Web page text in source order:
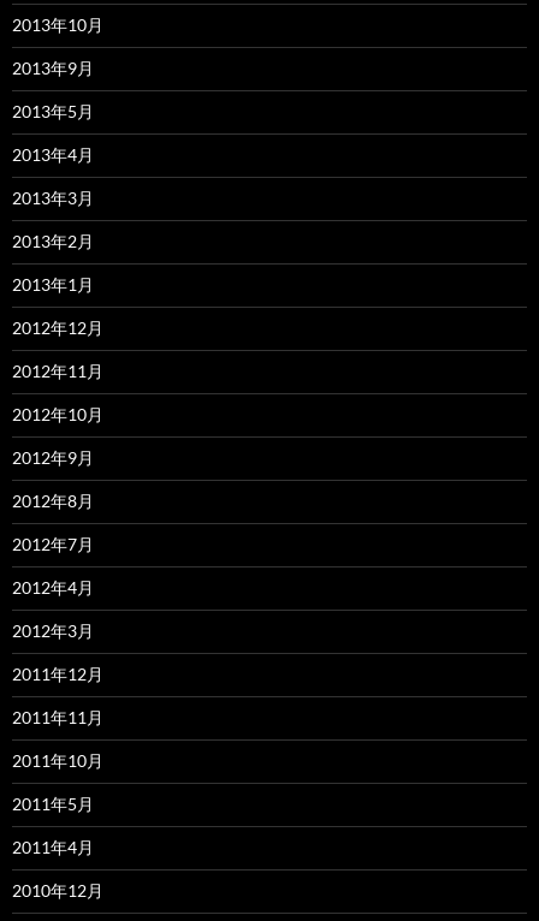
2013年10月
2013年9月
2013年5月
2013年4月
2013年3月
2013年2月
2013年1月
2012年12月
2012年11月
2012年10月
2012年9月
2012年8月
2012年7月
2012年4月
2012年3月
2011年12月
2011年11月
2011年10月
2011年5月
2011年4月
2010年12月